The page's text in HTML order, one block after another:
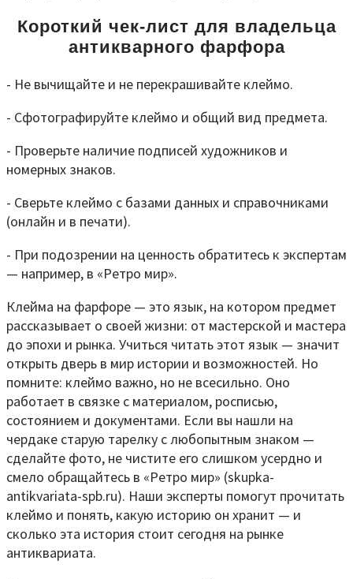
Короткий чек-лист для владельца
антикварного фарфора
- Не вычищайте и не перекрашивайте клеймо.
- Сфотографируйте клеймо и общий вид предмета.
- Проверьте наличие подписей художников и
номерных знаков.
- Сверьте клеймо с базами данных и справочниками
(онлайн и в печати).
- При подозрении на ценность обратитесь к экспертам
— например, в «Ретро мир».
Клейма на фарфоре — это язык, на котором предмет
рассказывает о своей жизни: от мастерской и мастера
до эпохи и рынка. Учиться читать этот язык — значит
открыть дверь в мир истории и возможностей. Но
помните: клеймо важно, но не всесильно. Оно
работает в связке с материалом, росписью,
состоянием и документами. Если вы нашли на
чердаке старую тарелку с любопытным знаком —
сделайте фото, не чистите его слишком усердно и
смело обращайтесь в «Ретро мир» (skupka-
antikvariata-spb.ru). Наши эксперты помогут прочитать
клеймо и понять, какую историю он хранит — и
сколько эта история стоит сегодня на рынке
антиквариата.